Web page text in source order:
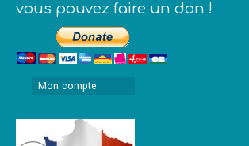
vous pouvez faire un don !
Mon compte